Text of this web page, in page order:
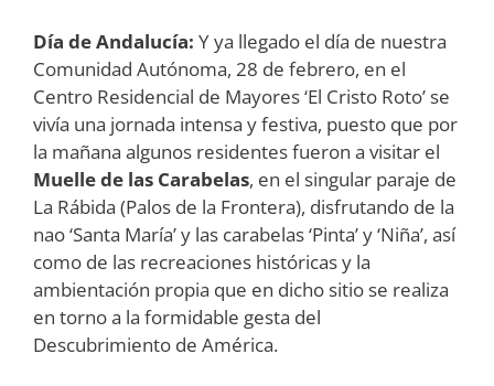
Día de Andalucía: Y ya llegado el día de nuestra
Comunidad Autónoma, 28 de febrero, en el
Centro Residencial de Mayores ‘El Cristo Roto’ se
vivía una jornada intensa y festiva, puesto que por
la mañana algunos residentes fueron a visitar el
Muelle de las Carabelas, en el singular paraje de
La Rábida (Palos de la Frontera), disfrutando de la
nao ‘Santa María’ y las carabelas ‘Pinta’ y ‘Niña’, así
como de las recreaciones históricas y la
ambientación propia que en dicho sitio se realiza
en torno a la formidable gesta del
Descubrimiento de América.